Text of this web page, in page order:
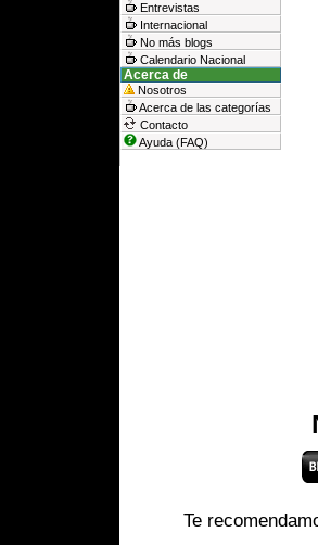
Entrevistas
Internacional
No más blogs
Calendario Nacional
Acerca de
Nosotros
Acerca de las categorías
Contacto
Ayuda (FAQ)
Te